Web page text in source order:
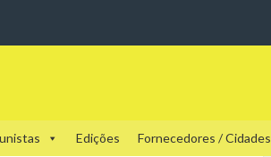
Edições Fornecedores / Cidades